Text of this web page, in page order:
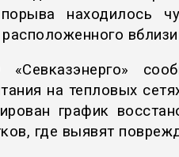
находилось
на тепловых
график
где выявят